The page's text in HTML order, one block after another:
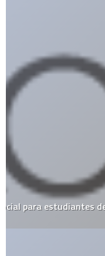
Las películas y